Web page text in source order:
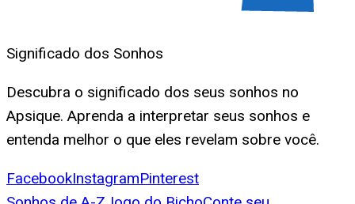
Significado dos Sonhos
Descubra o significado dos seus sonhos no
Apsique. Aprenda a interpretar seus sonhos e
entenda melhor o que eles revelam sobre você.
FacebookInstagramPinterest